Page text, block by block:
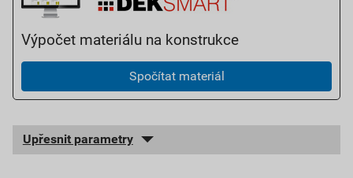
Výpočet materiálu na konstrukce
Spočítat materiál
Upřesnit parametry